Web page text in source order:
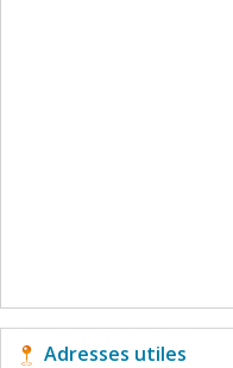
Adresses utiles